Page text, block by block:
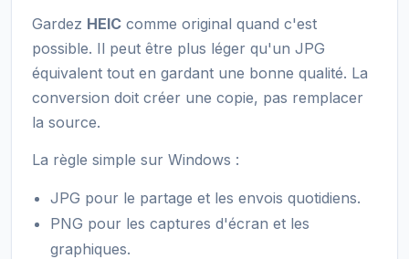
Gardez HEIC comme original quand c'est
possible. Il peut être plus léger qu'un JPG
équivalent tout en gardant une bonne qualité. La
conversion doit créer une copie, pas remplacer
la source.
La règle simple sur Windows :
JPG pour le partage et les envois quotidiens.
PNG pour les captures d'écran et les
graphiques.